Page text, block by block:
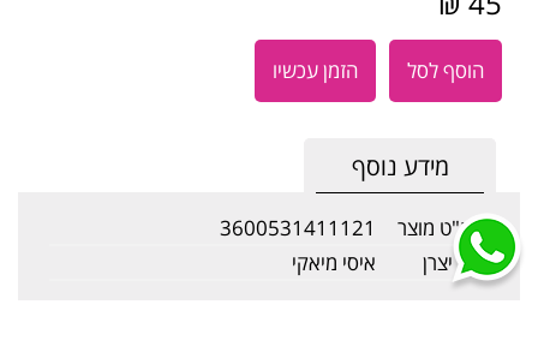
הוסף לסל הזמן עכשיו
מידע נוסף
מק"ט מוצר
3600531411121
שם יצרן
איסי מיאקי